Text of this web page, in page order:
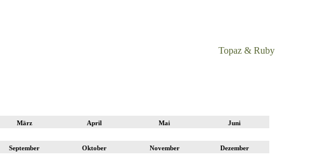
Topaz & Ruby
März April Mai Juni
September Oktober November Dezember